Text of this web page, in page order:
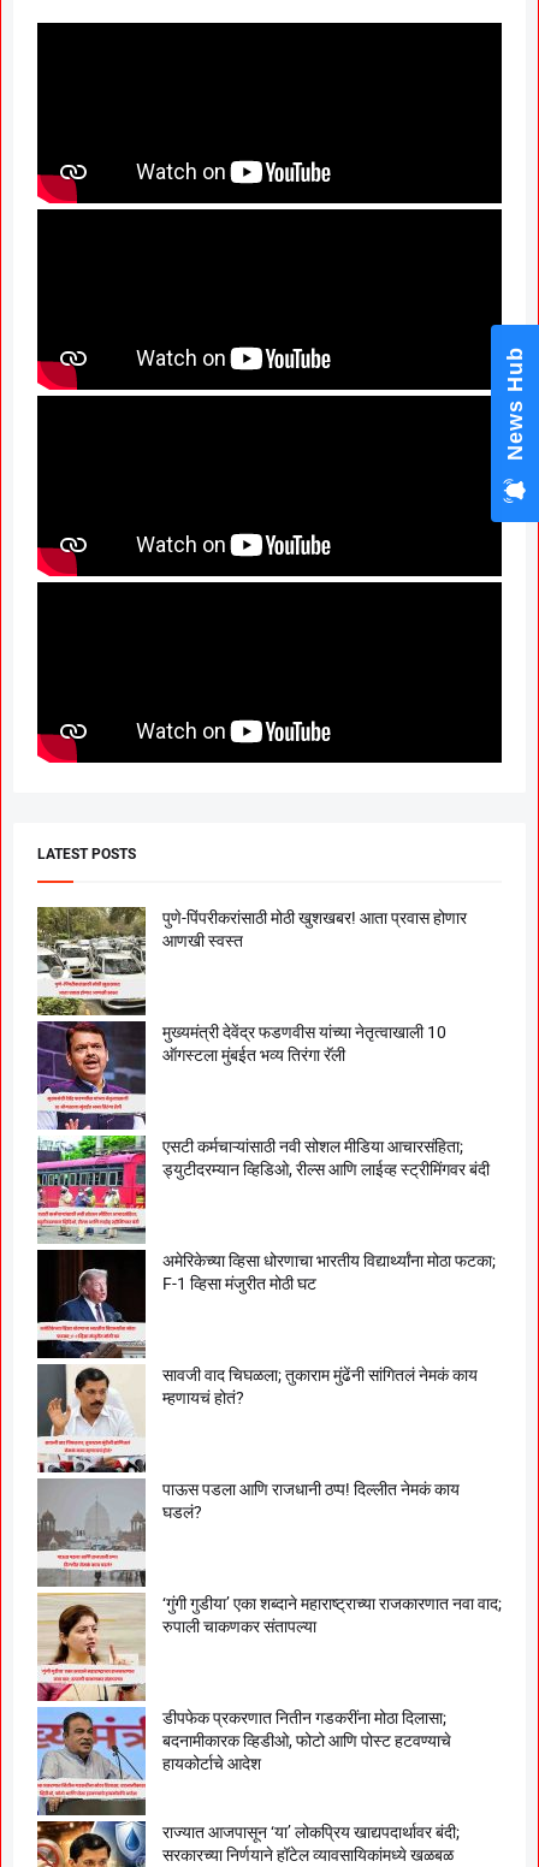
LATEST POSTS
पुणे-पिंपरीकरांसाठी मोठी खुशखबर! आता प्रवास होणार
आणखी स्वस्त
मुख्यमंत्री देवेंद्र फडणवीस यांच्या नेतृत्वाखाली 10
ऑगस्टला मुंबईत भव्य तिरंगा रॅली
एसटी कर्मचाऱ्यांसाठी नवी सोशल मीडिया आचारसंहिता;
ड्युटीदरम्यान व्हिडिओ, रील्स आणि लाईव्ह स्ट्रीमिंगवर बंदी
अमेरिकेच्या व्हिसा धोरणाचा भारतीय विद्यार्थ्यांना मोठा फटका;
F-1 व्हिसा मंजुरीत मोठी घट
सावजी वाद चिघळला; तुकाराम मुंढेंनी सांगितलं नेमकं काय
म्हणायचं होतं?
पाऊस पडला आणि राजधानी ठप्प! दिल्लीत नेमकं काय
घडलं?
‘गुंगी गुडीया’ एका शब्दाने महाराष्ट्राच्या राजकारणात नवा वाद;
रुपाली चाकणकर संतापल्या
डीपफेक प्रकरणात नितीन गडकरींना मोठा दिलासा;
बदनामीकारक व्हिडीओ, फोटो आणि पोस्ट हटवण्याचे
हायकोर्टाचे आदेश
राज्यात आजपासून ‘या’ लोकप्रिय खाद्यपदार्थावर बंदी;
सरकारच्या निर्णयाने हॉटेल व्यावसायिकांमध्ये खळबळ
News Hub